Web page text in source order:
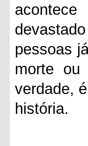
pessoas
morte ou
verdade,
história.